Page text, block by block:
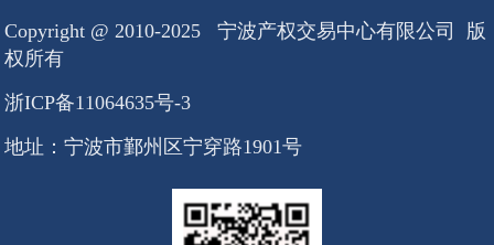
Copyright @ 2010-2025 宁波产权交易中心有限公司 版
权所有
浙ICP备11064635号-3
地址：宁波市鄞州区宁穿路1901号